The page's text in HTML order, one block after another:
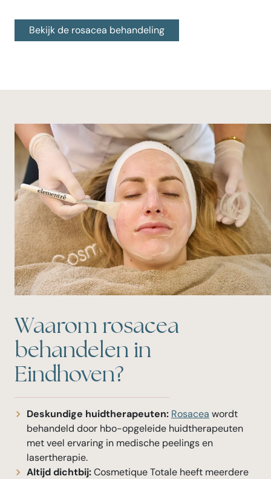
Bekijk de rosacea behandeling
Waarom rosacea
behandelen in
Eindhoven?
Deskundige huidtherapeuten: Rosacea wordt
behandeld door hbo-opgeleide huidtherapeuten
met veel ervaring in medische peelings en
lasertherapie.
Altijd dichtbij:Cosmetique Totale heeft meerdere